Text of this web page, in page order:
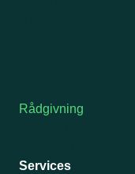
Rådgivning
Services